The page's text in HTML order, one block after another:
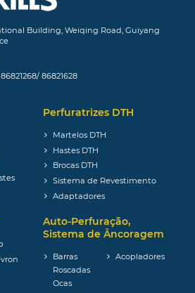
Building, Weiqing Road, Guiyang
86821628
Perfuratrizes DTH
Martelos DTH
Hastes DTH
Brocas DTH
Sistema de Revestimento
Adaptadores
Auto-Perfuração,
Sistema de Âncoragem
Barras
Roscadas
Ocas
Acopladores